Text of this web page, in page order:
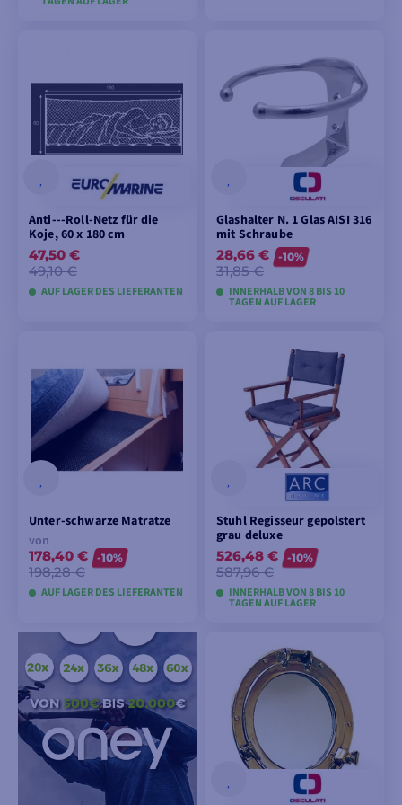
Anti---Roll-Netz für die
Koje, 60 x 180 cm
47,50 €
49,10 €
AUF LAGER DES LIEFERANTEN
WARENKORB
LEGEN
Glashalter N. 1 Glas AISI 316
mit Schraube
28,66 €
31,85 €
-10%
INNERHALB VON 8 BIS 10
TAGEN AUF LAGER
MODELLE ANSEHEN
Unter-schwarze Matratze
von
178,40 €
198,28 €
-10%
AUF LAGER DES LIEFERANTEN
MODELLE ANSEHEN
Stuhl Regisseur gepolstert
grau deluxe
526,48 €
587,96 €
-10%
INNERHALB VON 8 BIS 10
TAGEN AUF LAGER
MODELLE ANSEHEN